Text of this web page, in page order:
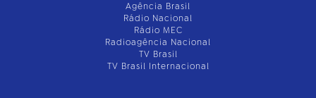
Agência Brasil
Rádio Nacional
Rádio MEC
Radioagência Nacional
TV Brasil
TV Brasil Internacional